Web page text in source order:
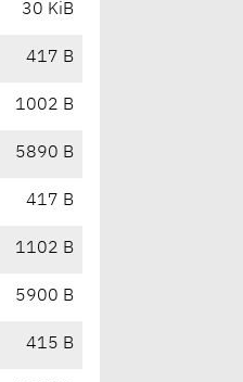
30 KiB
417 B
1002 B
5890 B
417 B
1102 B
5900 B
415 B